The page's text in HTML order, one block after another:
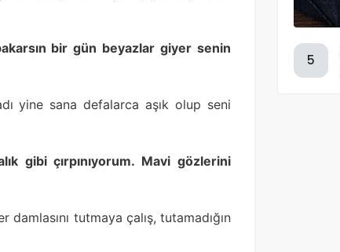
bir gün beyazlar giyer senin
yine sana defalarca aşık olup seni
gibi çırpınıyorum. Mavi gözlerini
tutmaya çalış, tutamadığın
5